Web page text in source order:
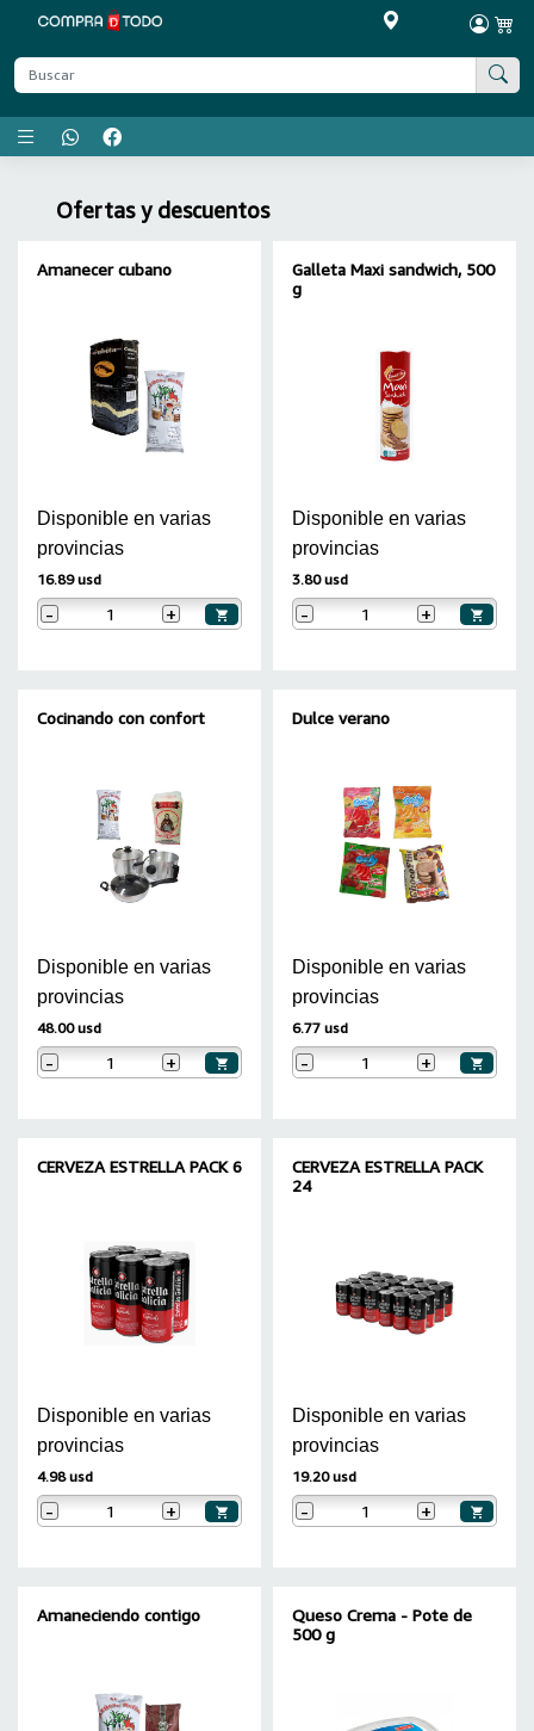
Menú principal
Ofertas y descuentos
Amanecer cubano
Disponible en varias
provincias
16.89 usd
- +
Galleta Maxi sandwich, 500
g
Disponible en varias
provincias
3.80 usd
- +
Cocinando con confort
Disponible en varias
provincias
48.00 usd
- +
Dulce verano
Disponible en varias
provincias
6.77 usd
- +
CERVEZA ESTRELLA PACK 6
Disponible en varias
provincias
4.98 usd
- +
CERVEZA ESTRELLA PACK
24
Disponible en varias
provincias
19.20 usd
- +
Amaneciendo contigo
Queso Crema - Pote de
500 g